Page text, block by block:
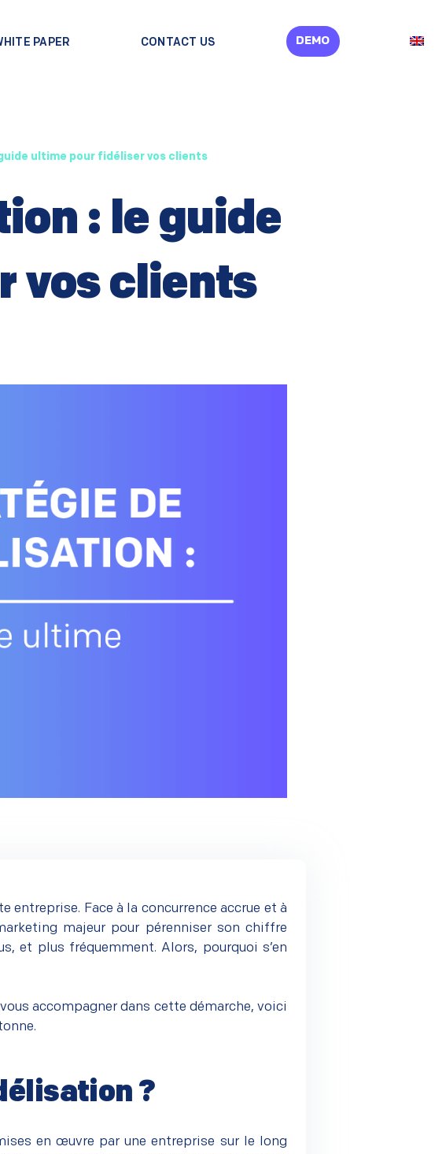
PAPER CONTACT US DEMO
ultime pour fidéliser vos clients
: le guide
vos clients
entreprise. Face à la concurrence accrue et à
majeur pour pérenniser son chiffre
et plus fréquemment. Alors, pourquoi s’en
accompagner dans cette démarche, voici
?
en œuvre par une entreprise sur le long